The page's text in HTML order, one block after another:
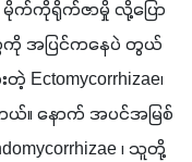
က်ကိုရိုက်ဇာမှို လို့ပြော
ကို အပြင်ကနေပဲ တွယ်
တဲ့ Ectomycorrhizae၊
ယ်။ နောက် အပင်အမြစ်
၊ သူတို့